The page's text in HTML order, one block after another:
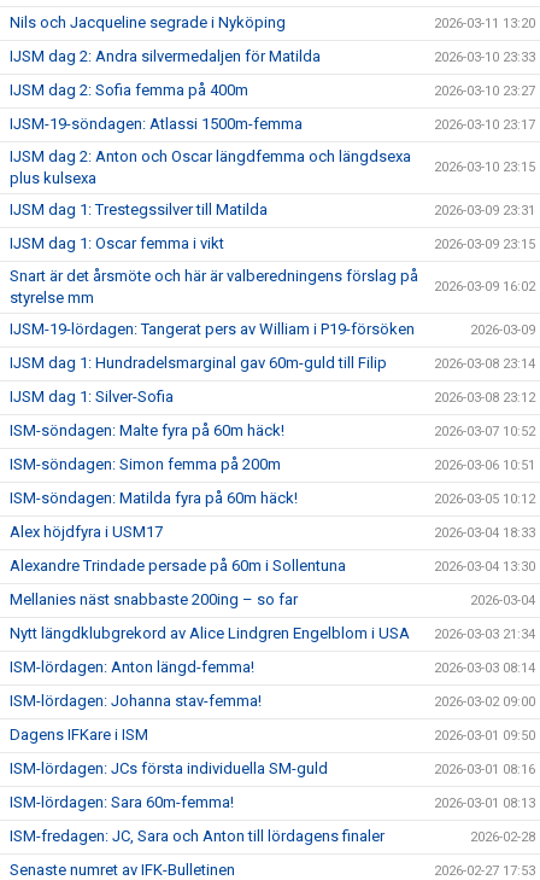
Nils och Jacqueline segrade i Nyköping 2026-03-11 13:20
IJSM dag 2: Andra silvermedaljen för Matilda 2026-03-10 23:33
IJSM dag 2: Sofia femma på 400m 2026-03-10 23:27
IJSM-19-söndagen: Atlassi 1500m-femma 2026-03-10 23:17
IJSM dag 2: Anton och Oscar längdfemma och längdsexa
plus kulsexa
2026-03-10 23:15
IJSM dag 1: Trestegssilver till Matilda 2026-03-09 23:31
IJSM dag 1: Oscar femma i vikt 2026-03-09 23:15
Snart är det årsmöte och här är valberedningens förslag på
styrelse mm
2026-03-09 16:02
IJSM-19-lördagen: Tangerat pers av William i P19-försöken 2026-03-09
IJSM dag 1: Hundradelsmarginal gav 60m-guld till Filip 2026-03-08 23:14
IJSM dag 1: Silver-Sofia 2026-03-08 23:12
ISM-söndagen: Malte fyra på 60m häck! 2026-03-07 10:52
ISM-söndagen: Simon femma på 200m 2026-03-06 10:51
ISM-söndagen: Matilda fyra på 60m häck! 2026-03-05 10:12
Alex höjdfyra i USM17 2026-03-04 18:33
Alexandre Trindade persade på 60m i Sollentuna 2026-03-04 13:30
Mellanies näst snabbaste 200ing – so far 2026-03-04
Nytt längdklubgrekord av Alice Lindgren Engelblom i USA 2026-03-03 21:34
ISM-lördagen: Anton längd-femma! 2026-03-03 08:14
ISM-lördagen: Johanna stav-femma! 2026-03-02 09:00
Dagens IFKare i ISM 2026-03-01 09:50
ISM-lördagen: JCs första individuella SM-guld 2026-03-01 08:16
ISM-lördagen: Sara 60m-femma! 2026-03-01 08:13
ISM-fredagen: JC, Sara och Anton till lördagens finaler 2026-02-28
Senaste numret av IFK-Bulletinen 2026-02-27 17:53